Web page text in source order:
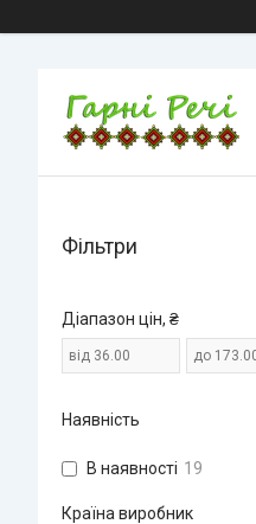
Фільтри
Діапазон цін, ₴
Наявність
В наявності 19
Країна виробник